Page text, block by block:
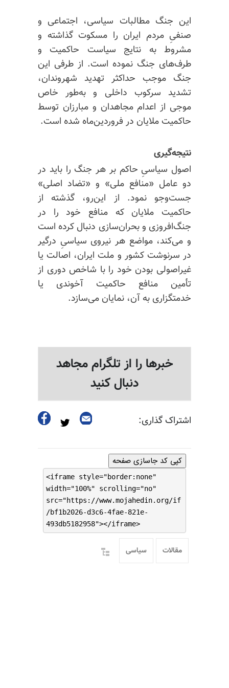
این جنگ مطالبات سیاسی، اجتماعی و
صنفیِ مردم ایران را مسکوت گذاشته و
مشروط به نتایج سیاست حاکمیت و
طرف‌های جنگ نموده است. از طرفی این
جنگ موجب حداکثر تهدید شهروندان،
تشدید سرکوب داخلی و به‌طور خاص
موجی از اعدام مجاهدان و مبارزان توسط
حاکمیت ملایان در فروردین‌ماه شده است.
نتیجه‌گیری
اصول سیاسیِ حاکم بر هر جنگ را باید در
دو عامل «منافع ملی» و «تضاد اصلی»
جست‌وجو نمود. از این‌رو، گذشته از
حاکمیت ملایان که منافع خود را در
جنگ‌افروزی و بحران‌سازی دنبال کرده است
و می‌کند، مواضع هر نیروی سیاسیِ درگیر
در سرنوشت کشور و ملت ایران، اصالت یا
غیراصولی بودن خود را با شاخص دوری از
تأمین منافع حاکمیت آخوندی یا
خدمتگزاری به آن، نمایان می‌سازد.
خبرها را از تلگرام مجاهد
دنبال کنید
اشتراک گذاری:
کپی کد جاسازی صفحه
<iframe style="border:none"
width="100%" scrolling="no"
src="https://www.mojahedin.org/if
/bf1b2026-d3c6-4fae-821e-
493db5182958"></iframe>
مقالات سیاسی